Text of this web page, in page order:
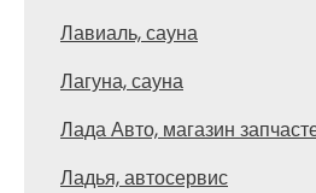
Лавиаль, сауна
Лагуна, сауна
Лада Авто, магазин
Ладья, автосервис